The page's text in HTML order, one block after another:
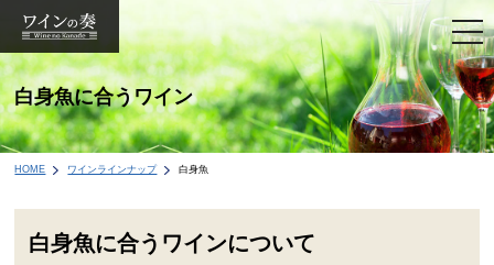
白身魚に合うワイン
HOME ワインラインナップ 白身魚
白身魚に合うワインについて